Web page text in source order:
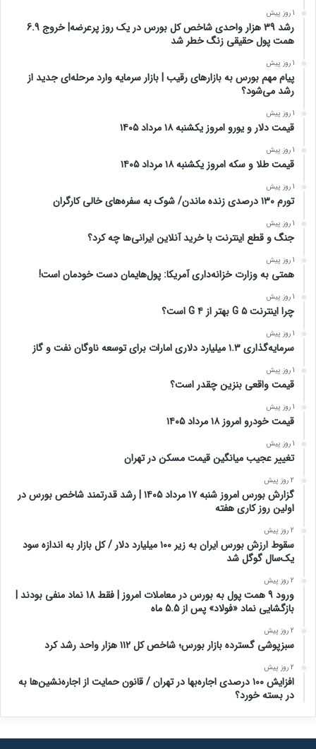
1 روز پیش
رشد 39 هزار واحدی شاخص کل بورس در یک روز پرعرضه| خروج 6.9
همت پول حقیقی زنگ خطر شد
1 روز پیش
پیام مهم بورس به بازارهای رقیب | بازار سرمایه وارد مرحله‌ای جدید از
رشد می‌شود؟
1 روز پیش
قیمت دلار و یورو امروز یکشنبه ۱۸ مرداد ۱۴۰۵
1 روز پیش
قیمت طلا و سکه امروز یکشنبه ۱۸ مرداد ۱۴۰۵
1 روز پیش
تورم ۱۳۰ درصدی زنده ماندن/ شوک به سفره‌های خالی کارگران
1 روز پیش
جنگ و قطع اینترنت با خرید آنلاین ایرانی‌ها چه کرد؟
1 روز پیش
همتی به وزارت خزانه‌داری آمریکا: پول‌هایمان دست خودمان است!
1 روز پیش
چرا اینترنت ۵ G بهتر از ۴ G است؟
1 روز پیش
سرمایه‌گذاری ۱.۳ میلیارد دلاری امارات برای توسعه ناوگان نفت و گاز
1 روز پیش
قیمت واقعی بنزین چقدر است؟
1 روز پیش
قیمت خودرو امروز ۱۸ مرداد ۱۴۰۵
1 روز پیش
تغییر عجیب میانگین قیمت مسکن در تهران
2 روز پیش
گزارش بورس امروز شنبه ۱۷ مرداد ۱۴۰۵ | رشد قدرتمند شاخص بورس در
اولین روز کاری هفته
2 روز پیش
سقوط ارزش بورس ایران به زیر ۱۰۰ میلیارد دلار / کل بازار به اندازه سود
یک‌سال گوگل شد
2 روز پیش
ورود 9 همت پول به بورس در معاملات امروز | فقط 18 نماد منفی بودند |
بازگشایی نماد «فولاد» پس از 5.5 ماه
2 روز پیش
سبزپوشی گسترده بازار بورس؛ شاخص کل ۱۱۲ هزار واحد رشد کرد
2 روز پیش
افزایش ۱۰۰ درصدی اجاره‌بها در تهران / قانون حمایت از اجاره‌نشین‌ها به
در بسته خورد؟